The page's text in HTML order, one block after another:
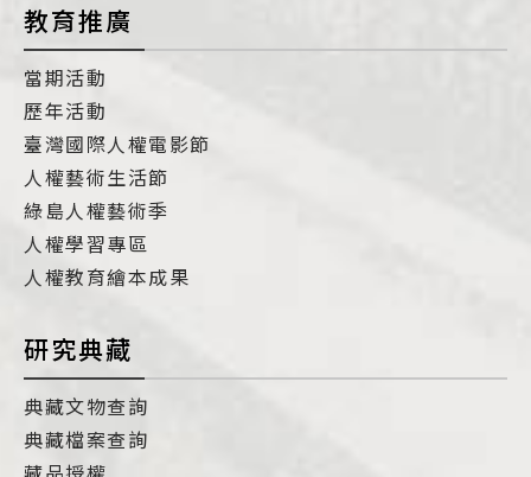
教育推廣
當期活動
歷年活動
臺灣國際人權電影節
人權藝術生活節
綠島人權藝術季
人權學習專區
人權教育繪本成果
研究典藏
典藏文物查詢
典藏檔案查詢